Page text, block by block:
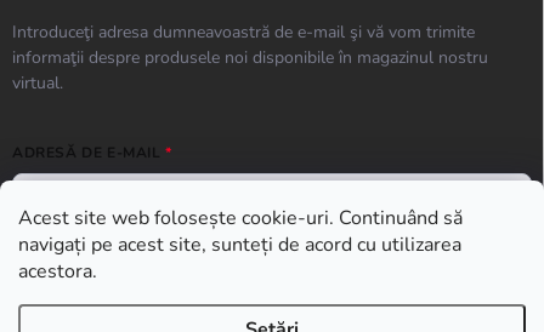
Acest site web folosește cookie-uri. Continuând să
navigați pe acest site, sunteți de acord cu utilizarea
acestora.
Introduceţi adresa dumneavoastră de e-mail şi vă vom trimite
informaţii despre produsele noi disponibile în magazinul nostru
virtual.
ADRESĂ DE E-MAIL
ABONARE